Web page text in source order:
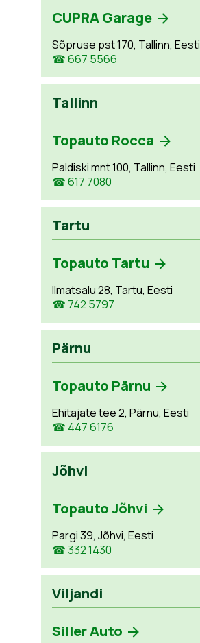
CUPRA Garage
Sõpruse pst 170, Tallinn, Eesti
☎ 667 5566
Tallinn
Topauto Rocca
Paldiski mnt 100, Tallinn, Eesti
☎ 617 7080
Tartu
Topauto Tartu
Ilmatsalu 28, Tartu, Eesti
☎ 742 5797
Pärnu
Topauto Pärnu
Ehitajate tee 2, Pärnu, Eesti
☎ 447 6176
Jõhvi
Topauto Jõhvi
Pargi 39, Jõhvi, Eesti
☎ 332 1430
Viljandi
Siller Auto